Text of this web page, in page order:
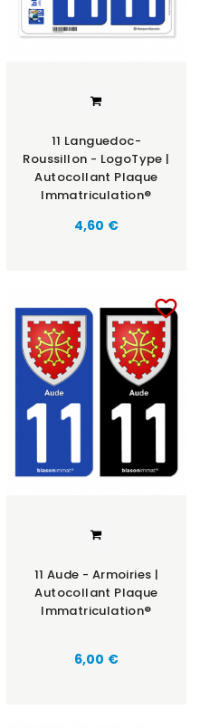
11 Languedoc-
Roussillon - LogoType |
Autocollant Plaque
Immatriculation®
4,60 €
favorite_border
11 Aude - Armoiries |
Autocollant Plaque
Immatriculation®
6,00 €